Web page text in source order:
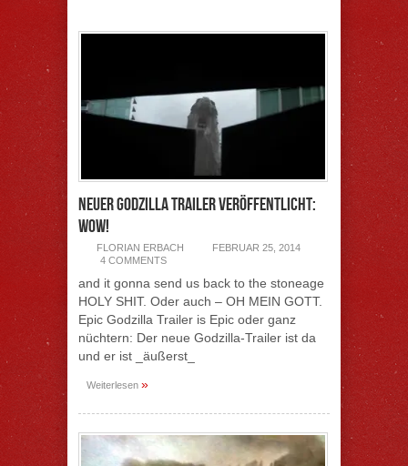
Neuer Godzilla Trailer veröffentlicht:
Wow!
FLORIAN ERBACH
FEBRUAR 25, 2014
4 COMMENTS
and it gonna send us back to the stoneage
HOLY SHIT. Oder auch – OH MEIN GOTT.
Epic Godzilla Trailer is Epic oder ganz
nüchtern: Der neue Godzilla-Trailer ist da
und er ist _äußerst_
Weiterlesen »